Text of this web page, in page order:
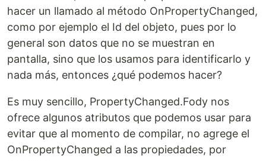
hacer un llamado al método OnPropertyChanged,
como por ejemplo el Id del objeto, pues por lo
general son datos que no se muestran en
pantalla, sino que los usamos para identificarlo y
nada más, entonces ¿qué podemos hacer?
Es muy sencillo, PropertyChanged.Fody nos
ofrece algunos atributos que podemos usar para
evitar que al momento de compilar, no agrege el
OnPropertyChanged a las propiedades, por